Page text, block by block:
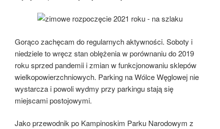
Gorąco zachęcam do regularnych aktywności. Soboty i
niedziele to wręcz stan oblężenia w porównaniu do 2019
roku sprzed pandemii i zmian w funkcjonowaniu sklepów
wielkopowierzchniowych. Parking na Wólce Węglowej nie
wystarcza i powoli wydmy przy parkingu stają się
miejscami postojowymi.
Jako przewodnik po Kampinoskim Parku Narodowym z